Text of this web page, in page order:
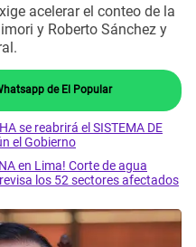
acelerar el conteo de la
y Roberto Sánchez y
de El Popular
se reabrirá el SISTEMA DE
el Gobierno
en Lima! Corte de agua
los 52 sectores afectados